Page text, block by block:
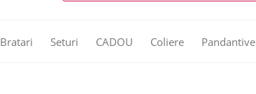
Bratari Seturi CADOU Coliere Pandantive